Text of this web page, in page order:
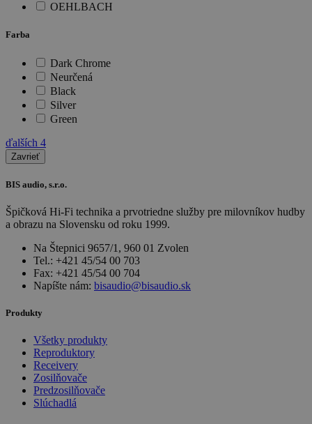
OEHLBACH
Farba
Dark Chrome
Neurčená
Black
Silver
Green
ďalších 4
Zavrieť
BIS audio, s.r.o.
Špičková Hi-Fi technika a prvotriedne služby pre milovníkov hudby
a obrazu na Slovensku od roku 1999.
Na Štepnici 9657/1, 960 01 Zvolen
Tel.: +421 45/54 00 703
Fax: +421 45/54 00 704
Napíšte nám: bisaudio@bisaudio.sk
Produkty
Všetky produkty
Reproduktory
Receivery
Zosilňovače
Predzosilňovače
Slúchadlá